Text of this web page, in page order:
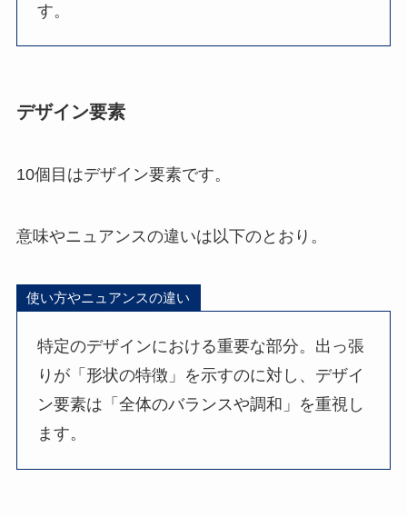
す。
デザイン要素
10個目はデザイン要素です。
意味やニュアンスの違いは以下のとおり。
使い方やニュアンスの違い
特定のデザインにおける重要な部分。出っ張
りが「形状の特徴」を示すのに対し、デザイ
ン要素は「全体のバランスや調和」を重視し
ます。